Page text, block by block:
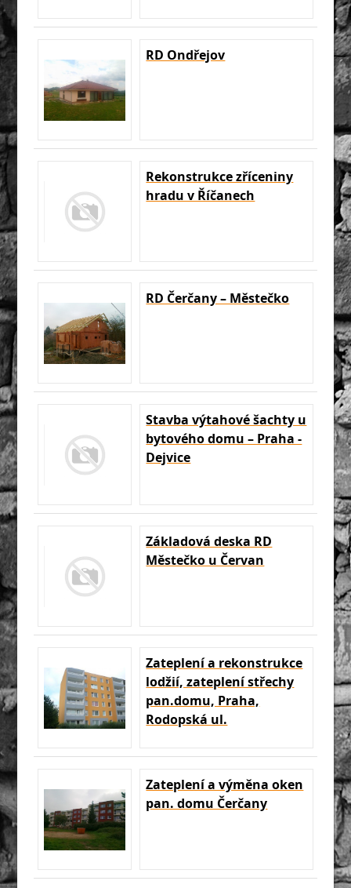
RD Ondřejov
Rekonstrukce zříceniny
hradu v Říčanech
RD Čerčany – Městečko
Stavba výtahové šachty u
bytového domu – Praha -
Dejvice
Základová deska RD
Městečko u Červan
Zateplení a rekonstrukce
lodžií, zateplení střechy
pan.domu, Praha,
Rodopská ul.
Zateplení a výměna oken
pan. domu Čerčany